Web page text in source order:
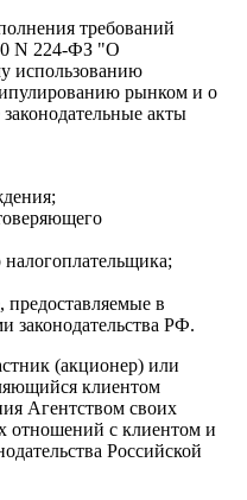
требований
N 224-ФЗ "О
использованию
рынком и о
акты
в
законодательства РФ.
(акционер) или
клиентом
Агентством своих
отношений с клиентом и
Российской